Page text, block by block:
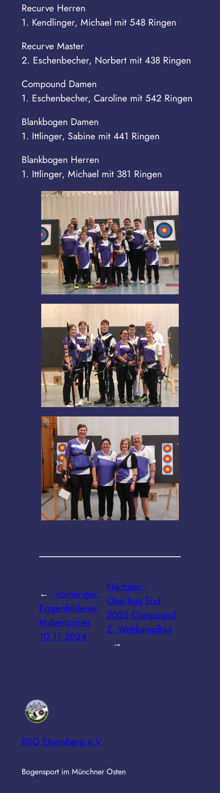
Recurve Herren
1. Kendlinger, Michael mit 548 Ringen
Recurve Master
2. Eschenbecher, Norbert mit 438 Ringen
Compound Damen
1. Eschenbecher, Caroline mit 542 Ringen
Blankbogen Damen
1. Ittlinger, Sabine mit 441 Ringen
Blankbogen Herren
1. Ittlinger, Michael mit 381 Ringen
← Vorheriger:
Eggenfeldener
Hallenturnier
10.11.2024
Nächster:
Oberliga Süd
2025 Compound
2. Wettkampftag
→
BSG Ebersberg e.V.
Bogensport im Münchner Osten